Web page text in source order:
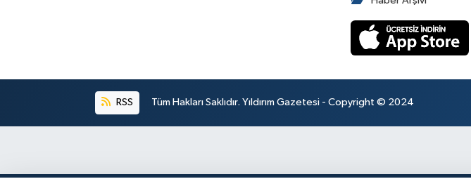
RSS Tüm Hakları Saklıdır. Yıldırım Gazetesi - Copyright © 2024